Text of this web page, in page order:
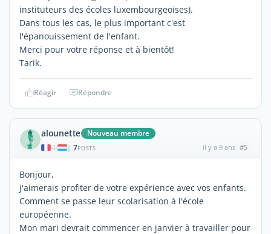
instituteurs des écoles luxembourgeoises).
Dans tous les cas, le plus important c'est
l'épanouissement de l'enfant.
Merci pour votre réponse et à bientôt!
Tarik.
Réagir Répondre
alounette Nouveau membre
| 7POSTS il y a 9 ans #5
Bonjour,
j'aimerais profiter de votre expérience avec vos enfants.
Comment se passe leur scolarisation à l'école
européenne.
Mon mari devrait commencer en janvier à travailler pour